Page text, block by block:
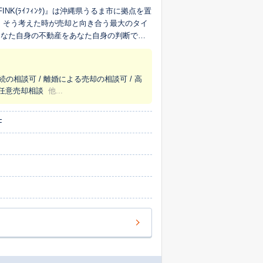
ﾗｲﾌｨﾝｸ)』は沖縄県うるま市に拠点を置
う考えた時が売却と向き合う最大のタイ
た自身の不動産をあなた自身の判断で素
ないかは不動産会社と打ち合わせをし
の相談可 / 離婚による売却の相談可 / 高
意売却相談 他...